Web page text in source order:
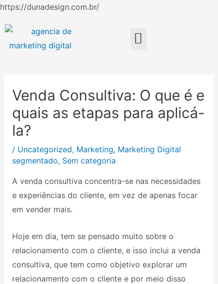
https://dunadesign.com.br/Ir
Menu
Venda Consultiva: O que é e
quais as etapas para aplicá-
la?
/ Uncategorized, Marketing, Marketing Digital
segmentado, Sem categoria
A venda consultiva concentra-se nas necessidades
e experiências do cliente, em vez de apenas focar
em vender mais.
Hoje em dia, tem se pensado muito sobre o
relacionamento com o cliente, e isso inclui a venda
consultiva, que tem como objetivo explorar um
relacionamento com o cliente e por meio disso
de
Post